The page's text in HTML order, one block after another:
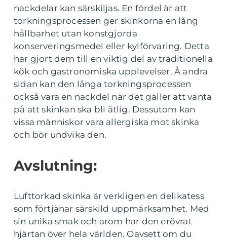
nackdelar kan särskiljas. En fördel är att
torkningsprocessen ger skinkorna en lång
hållbarhet utan konstgjorda
konserveringsmedel eller kylförvaring. Detta
har gjort dem till en viktig del av traditionella
kök och gastronomiska upplevelser. Å andra
sidan kan den långa torkningsprocessen
också vara en nackdel när det gäller att vänta
på att skinkan ska bli ätlig. Dessutom kan
vissa människor vara allergiska mot skinka
och bör undvika den.
Avslutning:
Lufttorkad skinka är verkligen en delikatess
som förtjänar särskild uppmärksamhet. Med
sin unika smak och arom har den erövrat
hjärtan över hela världen. Oavsett om du